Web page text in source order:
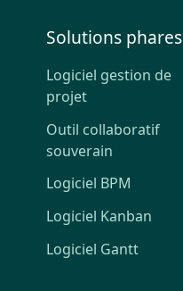
Solutions phares
Logiciel gestion de
projet
Outil collaboratif
souverain
Logiciel BPM
Logiciel Kanban
Logiciel Gantt